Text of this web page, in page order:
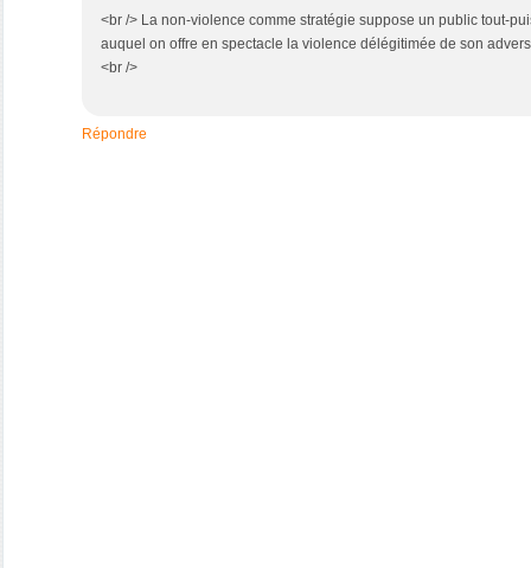
<br /> La non-violence comme stratégie suppose un public tout-
auquel on offre en spectacle la violence délégitimée de son
<br />
Répondre